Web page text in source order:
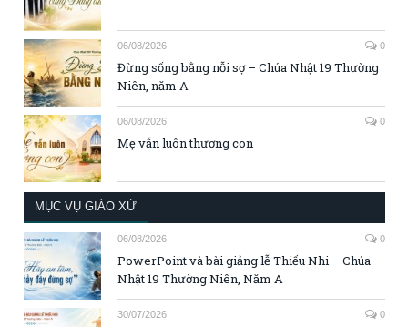
06/08/2026 0
Đừng sống bằng nỗi sợ – Chúa Nhật 19 Thường
Niên, năm A
06/08/2026 0
Mẹ vẫn luôn thương con
MỤC VỤ GIÁO XỨ
06/08/2026 0
PowerPoint và bài giảng lễ Thiếu Nhi – Chúa
Nhật 19 Thường Niên, Năm A
30/07/2026 0